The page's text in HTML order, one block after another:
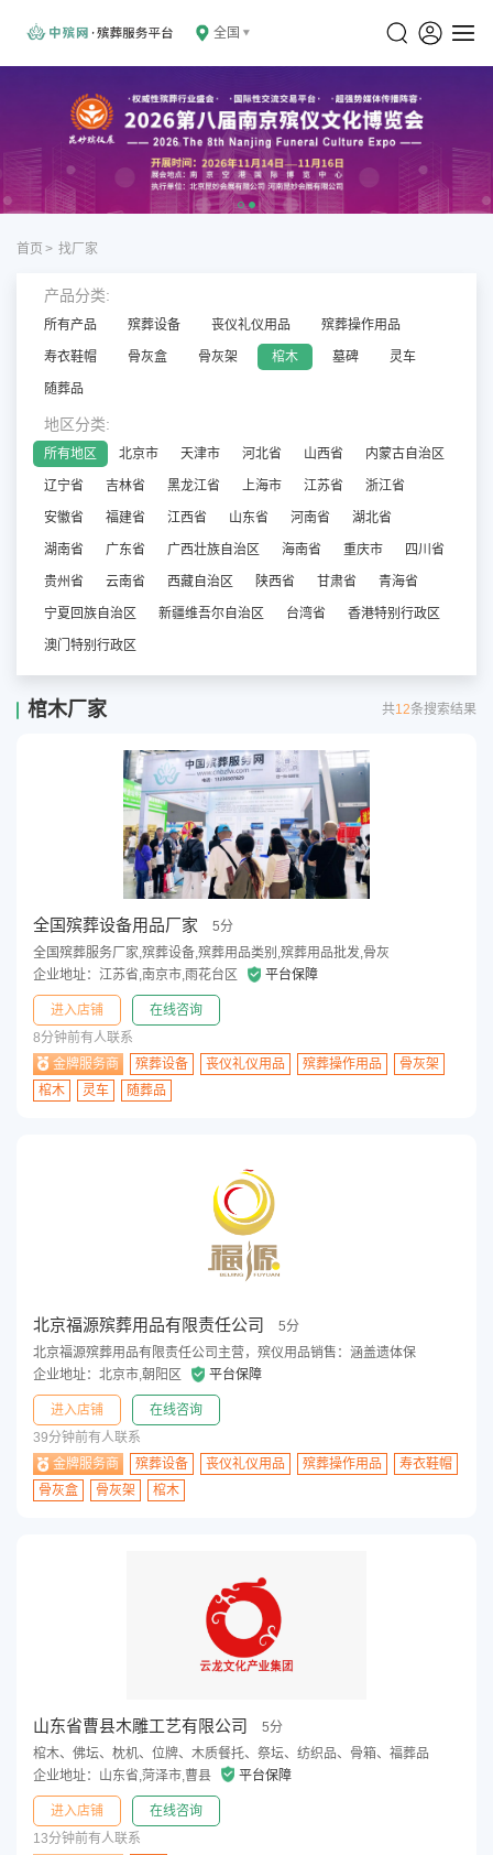
全国
首页 > 找厂家
产品分类:
所有产品 殡葬设备 丧仪礼仪用品 殡葬操作用品
寿衣鞋帽 骨灰盒 骨灰架 棺木 墓碑 灵车
随葬品
地区分类:
所有地区 北京市 天津市 河北省 山西省 内蒙古自治区
辽宁省 吉林省 黑龙江省 上海市 江苏省 浙江省
安徽省 福建省 江西省 山东省 河南省 湖北省
湖南省 广东省 广西壮族自治区 海南省 重庆市 四川省
贵州省 云南省 西藏自治区 陕西省 甘肃省 青海省
宁夏回族自治区 新疆维吾尔自治区 台湾省 香港特别行政区
澳门特别行政区
棺木厂家 共12条搜索结果
全国殡葬设备用品厂家
5分
全国殡葬服务厂家,殡葬设备,殡葬用品类别,殡葬用品批发,骨灰
企业地址：江苏省,南京市,雨花台区
平台保障
进入店铺
在线咨询
8分钟前有人联系
金牌服务商
殡葬设备 丧仪礼仪用品 殡葬操作用品
骨灰架
棺木
灵车 随葬品
北京福源殡葬用品有限责任公司
5分
北京福源殡葬用品有限责任公司主营，殡仪用品销售‌：涵盖遗体保
企业地址：北京市,朝阳区
平台保障
进入店铺
在线咨询
39分钟前有人联系
金牌服务商
殡葬设备 丧仪礼仪用品 殡葬操作用品
寿衣鞋帽
骨灰盒
骨灰架 棺木
山东省曹县木雕工艺有限公司
5分
棺木、佛坛、枕机、位牌、木质餐托、祭坛、纺织品、骨箱、福葬品
企业地址：山东省,菏泽市,曹县
平台保障
进入店铺
在线咨询
13分钟前有人联系